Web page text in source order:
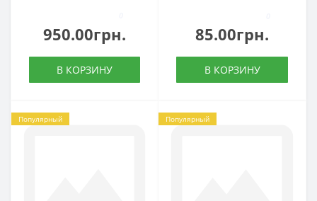
950.00грн.
В КОРЗИНУ
85.00грн.
В КОРЗИНУ
Популярный Популярный